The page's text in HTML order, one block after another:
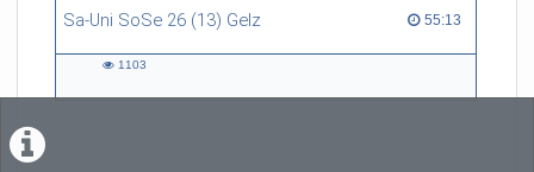
Sa-Uni SoSe 26 (13) Gelz 55:13
55:13 duration
1103